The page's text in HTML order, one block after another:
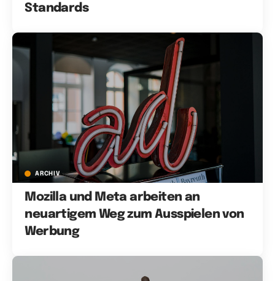
Standards
ARCHIV
Mozilla und Meta arbeiten an
neuartigem Weg zum Ausspielen von
Werbung